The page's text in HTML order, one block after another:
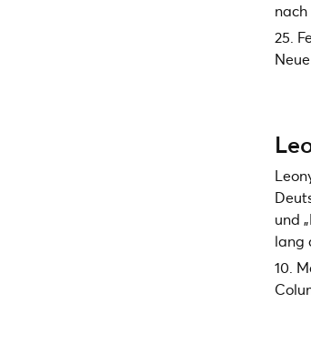
nach
25.
und
lang
10.